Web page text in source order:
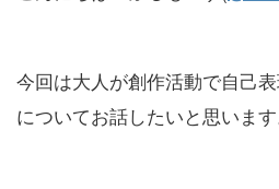
今回は大人が創作活動で自己
についてお話したいと思います